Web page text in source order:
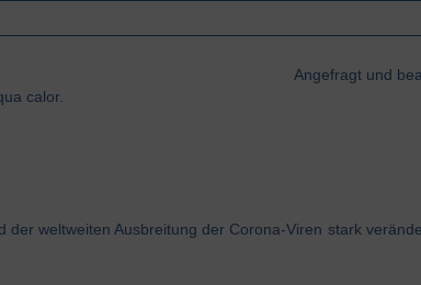
Angefragt und
calor.
weltweiten Ausbreitung der Corona-Viren stark